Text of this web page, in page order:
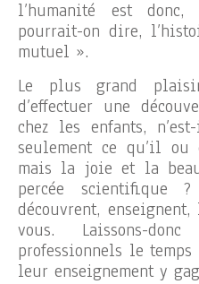
l’humanité est
pourrait-on dire,
mutuel ».
Le plus grand
d’effectuer une
chez les enfants,
seulement ce qu’il
mais la joie et la
percée scientifique
découvrent,
vous. Laissons-
professionnels le
leur enseignement y